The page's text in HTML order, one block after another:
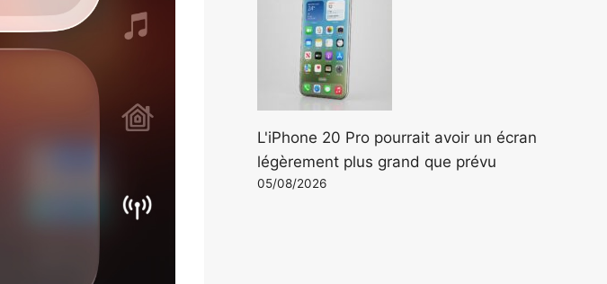
L'iPhone 20 Pro pourrait avoir un écran
légèrement plus grand que prévu
05/08/2026